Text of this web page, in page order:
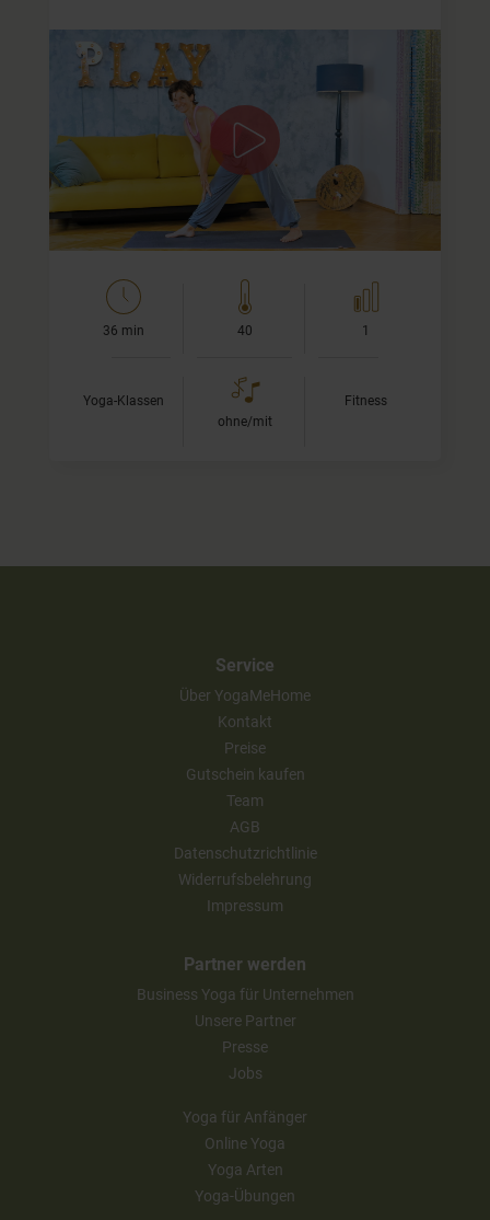
Einfache Asanas im Detail erklärt
Diese Praxis eignet sich besonders gut, wenn Du Yoga-
Anfänger:in bist. Wir machen viele dynamische
Positionen, die sehr zum Alltag und unserer
schnelllebigen…
36 min 40 1
Yoga-Klassen
ohne/mit
Fitness
Service
Über YogaMeHome
Kontakt
Preise
Gutschein kaufen
Team
AGB
Datenschutzrichtlinie
Widerrufsbelehrung
Impressum
Partner werden
Business Yoga für Unternehmen
Unsere Partner
Presse
Jobs
Yoga für Anfänger
Online Yoga
Yoga Arten
Yoga-Übungen